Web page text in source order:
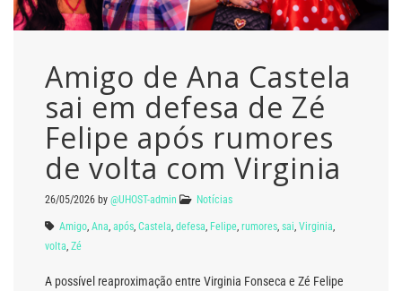
Amigo de Ana Castela
sai em defesa de Zé
Felipe após rumores
de volta com Virginia
26/05/2026 by @UHOST-admin Notícias
Amigo, Ana, após, Castela, defesa, Felipe, rumores, sai, Virginia,
volta, Zé
A possível reaproximação entre Virginia Fonseca e Zé Felipe